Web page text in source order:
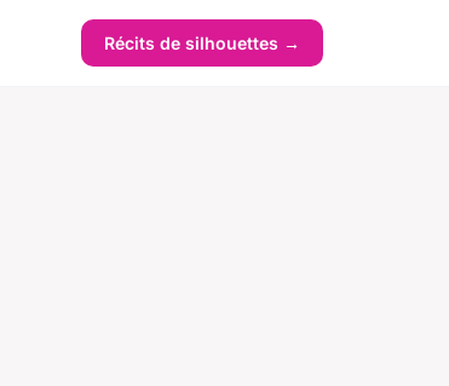
Récits de silhouettes →